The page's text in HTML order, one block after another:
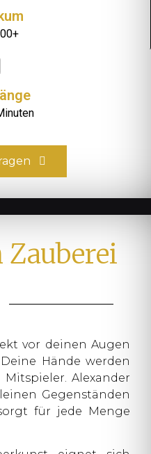
vor deinen Augen
Hände werden
Alexander
Gegenständen
für jede Menge